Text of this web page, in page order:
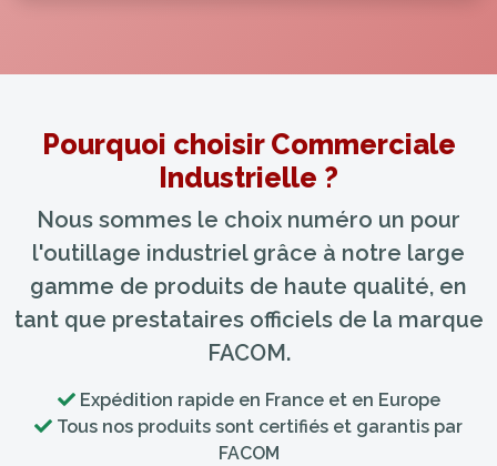
Pourquoi choisir Commerciale
Industrielle ?
Nous sommes le choix numéro un pour
l'outillage industriel grâce à notre large
gamme de produits de haute qualité, en
tant que prestataires officiels de la marque
FACOM.
Expédition rapide en France et en Europe
Tous nos produits sont certifiés et garantis par
FACOM